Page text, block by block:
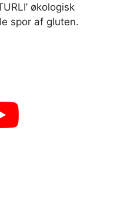
økologisk
spor af gluten.